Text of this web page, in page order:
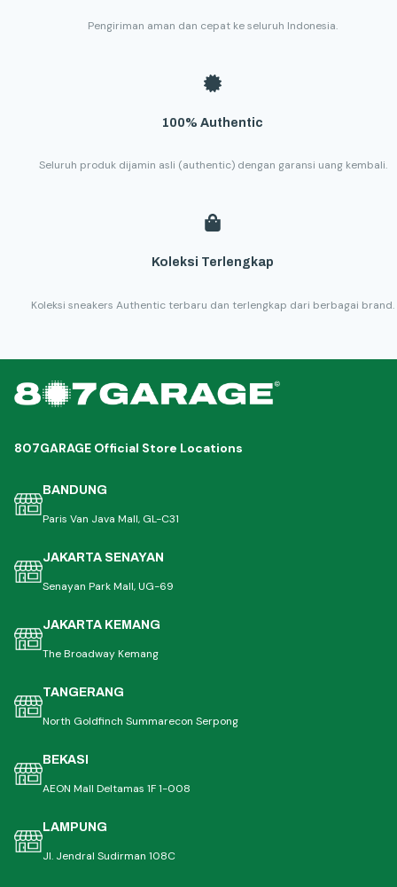
Pengiriman aman dan cepat ke seluruh Indonesia.
100% Authentic
Seluruh produk dijamin asli (authentic) dengan garansi uang kembali.
Koleksi Terlengkap
Koleksi sneakers Authentic terbaru dan terlengkap dari berbagai brand.
807GARAGE Official Store Locations
BANDUNG
Paris Van Java Mall, GL-C31
JAKARTA SENAYAN
Senayan Park Mall, UG-69
JAKARTA KEMANG
The Broadway Kemang
TANGERANG
North Goldfinch Summarecon Serpong
BEKASI
AEON Mall Deltamas 1F 1-008
LAMPUNG
Jl. Jendral Sudirman 108C